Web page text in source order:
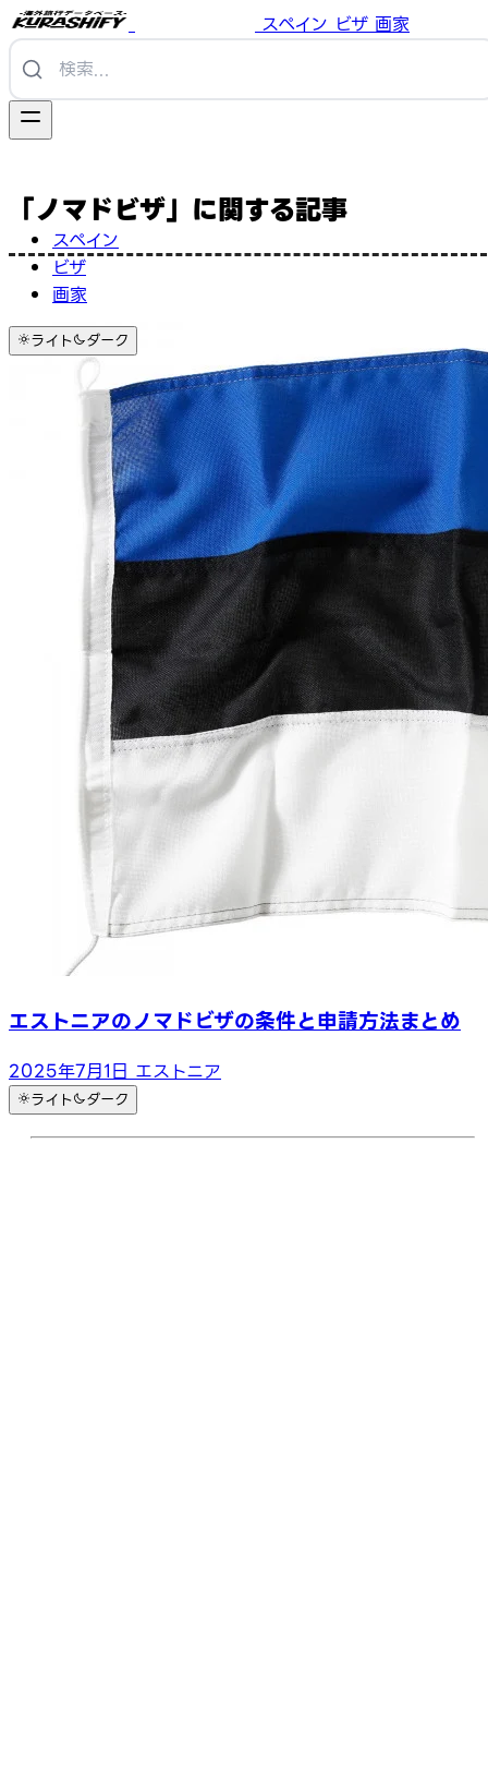
スペイン ビザ 画家
スペイン
ビザ
画家
ライト ダーク
「ノマドビザ」に関する記事
エストニアのノマドビザの条件と申請方法まとめ
2025年7月1日 エストニア
ライト ダーク